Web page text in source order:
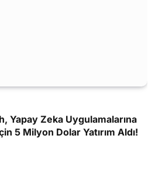
Yapay Zeka Uygulamalarına
5 Milyon Dolar Yatırım Aldı!